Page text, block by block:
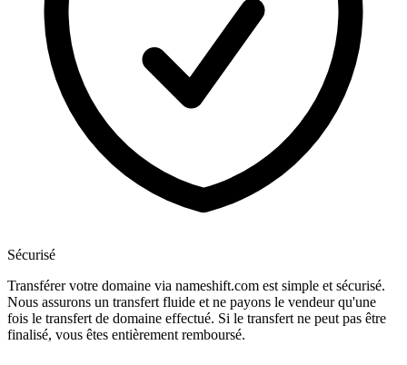
Sécurisé
Transférer votre domaine via nameshift.com est simple et sécurisé.
Nous assurons un transfert fluide et ne payons le vendeur qu'une
fois le transfert de domaine effectué. Si le transfert ne peut pas être
finalisé, vous êtes entièrement remboursé.